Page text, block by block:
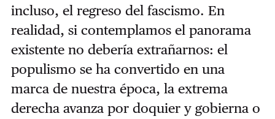
incluso, el regreso del fascismo. En
realidad, si contemplamos el panorama
existente no debería extrañarnos: el
populismo se ha convertido en una
marca de nuestra época, la extrema
derecha avanza por doquier y gobierna o